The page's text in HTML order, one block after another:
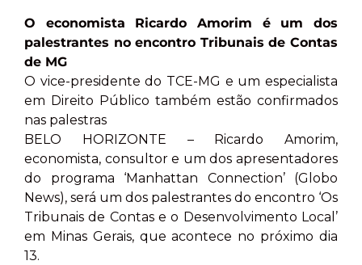
O economista Ricardo Amorim é um dos
palestrantes no encontro Tribunais de Contas
de MG
O vice-presidente do TCE-MG e um especialista
em Direito Público também estão confirmados
nas palestras
BELO HORIZONTE – Ricardo Amorim,
economista, consultor e um dos apresentadores
do programa ‘Manhattan Connection’ (Globo
News), será um dos palestrantes do encontro ‘Os
Tribunais de Contas e o Desenvolvimento Local’
em Minas Gerais, que acontece no próximo dia
13.